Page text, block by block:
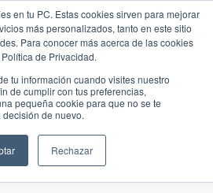
en tu PC. Estas cookies sirven para mejorar
más personalizados, tanto en este sitio
Para conocer más acerca de las cookies
de Privacidad.
tu información cuando visites nuestro
de cumplir con tus preferencias,
pequeña cookie para que no se te
de nuevo.
Rechazar